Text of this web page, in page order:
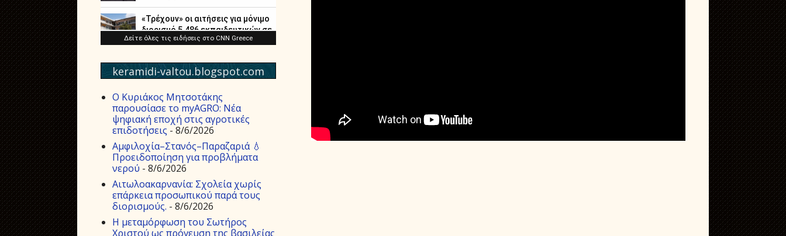
keramidi-valtou.blogspot.com
Ο Κυριάκος Μητσοτάκης
παρουσίασε το myAGRO: Νέα
ψηφιακή εποχή στις αγροτικές
επιδοτήσεις - 8/6/2026
Αμφιλοχία–Στανός–Παραζαριά 💧
Προειδοποίηση για προβλήματα
νερού - 8/6/2026
Αιτωλοακαρνανία: Σχολεία χωρίς
επάρκεια προσωπικού παρά τους
διορισμούς. - 8/6/2026
Η μεταμόρφωση του Σωτήρος
Χριστού ως πρόγευση της βασιλείας